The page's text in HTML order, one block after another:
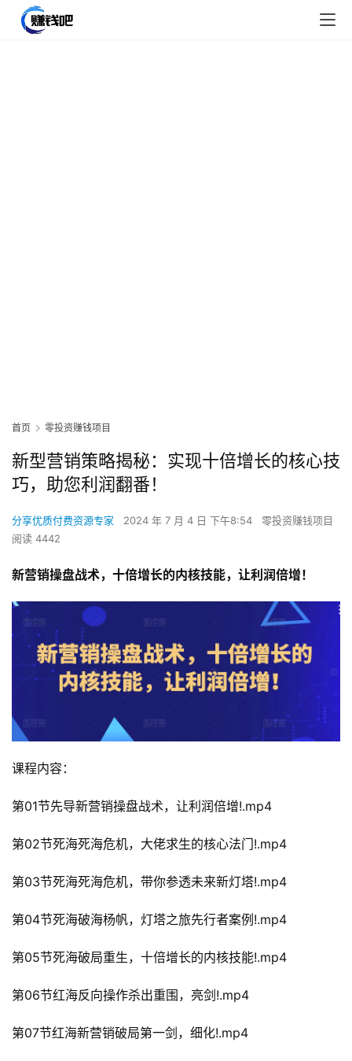
首页 零投资赚钱项目
新型营销策略揭秘：实现十倍增长的核心技
巧，助您利润翻番！
分享优质付费资源专家 2024 年 7 月 4 日 下午8:54
零投资赚钱项目
阅读 4442
新营销操盘战术，十倍增长的内核技能，让利润倍增！
课程内容：
第01节先导新营销操盘战术，让利润倍增!.mp4
第02节死海死海危机，大佬求生的核心法门!.mp4
第03节死海死海危机，带你参透未来新灯塔!.mp4
第04节死海破海杨帆，灯塔之旅先行者案例!.mp4
第05节死海破局重生，十倍增长的内核技能!.mp4
第06节红海反向操作杀出重围，亮剑!.mp4
第07节红海新营销破局第一剑，细化!.mp4